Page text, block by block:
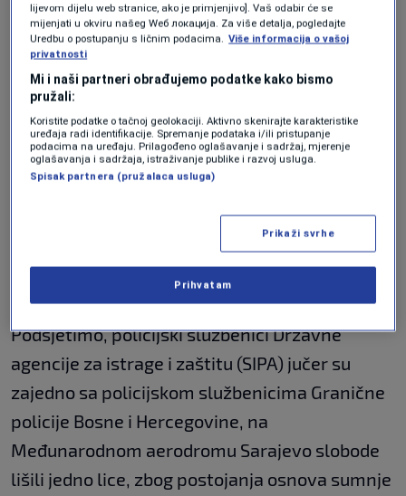
vremenski period bio nedostupan
pravosudnim organima BiH. Tužilaštvo BiH i
partnerske institucije i agencije za provedbu
zakona u BiH i inozemstvu provode aktivnosti
usmjerene ka lociranju, izručenju i
procesuiranju više osoba koje su, u proteklom
periodu, boravile na stranim ratištima s ciljem
njihove deportacije i kaznenog procesuiranja
saopćeno je iz
Podsjetimo, policijski službenici Državne
agencije za istrage i zaštitu (SIPA) jučer su
zajedno sa policijskom službenicima Granične
policije Bosne i Hercegovine, na
Međunarodnom aerodromu Sarajevo slobode
lišili jedno lice, zbog postojanja osnova sumnje
lijevom dijelu web stranice, ako je primjenjivo]. Vaš odabir će se
mijenjati u okviru našeg Wеб локација. Za više detalja, pogledajte
Uredbu o postupanju s ličnim podacima. Više informacija o vašoj
privatnosti
Mi i naši partneri obrađujemo podatke kako bismo
pružali:
Koristite podatke o tačnoj geolokaciji. Aktivno skenirajte karakteristike
uređaja radi identifikacije. Spremanje podataka i/ili pristupanje
podacima na uređaju. Prilagođeno oglašavanje i sadržaj, mjerenje
oglašavanja i sadržaja, istraživanje publike i razvoj usluga.
Spisak partnera (pružalaca usluga)
Prikaži svrhe
Prihvatam